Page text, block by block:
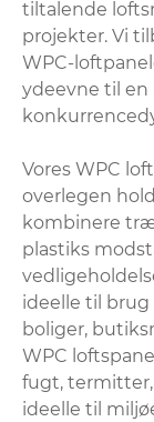
tiltalende
projekter. Vi
WPC-
ydeevne til
Vores WPC
overlegen
kombinere
plastiks
ideelle til
boliger,
WPC
fugt,
ideelle til